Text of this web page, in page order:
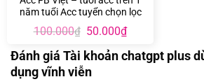
năm tuổi Acc tuyển chọn lọc
100.000₫ Giá
là:
100.000₫.
50.000₫Giá
hiện
tại
là:
Đánh giá Tài khoản chatgpt plus
dụng vĩnh viễn